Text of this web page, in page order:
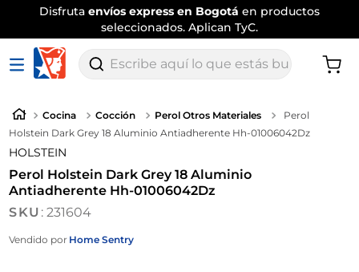
Disfruta envíos express en Bogotá en productos
seleccionados. Aplican TyC.
Escribe aquí lo que estás buscando
Cocina Cocción Perol Otros Materiales
Perol
Holstein Dark Grey 18 Aluminio Antiadherente Hh-01006042Dz
HOLSTEIN
Perol Holstein Dark Grey 18 Aluminio
Antiadherente Hh-01006042Dz
:231604
Vendido por Home Sentry